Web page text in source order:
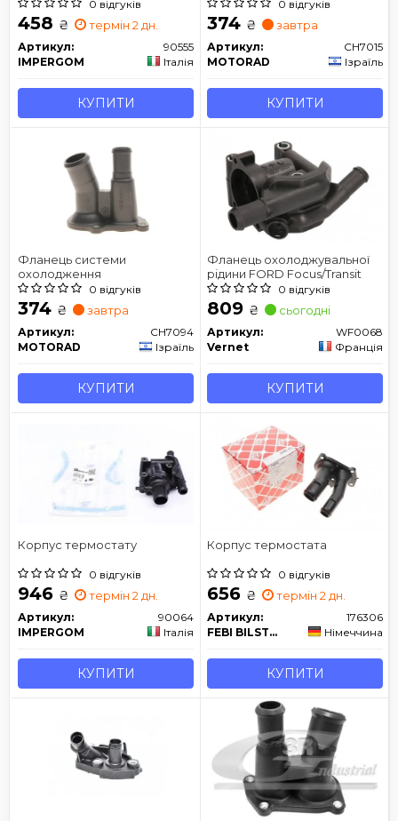
0 відгуків
458 ₴ термін 2 дн.
Артикул:
90555
IMPERGOM
Італія
КУПИТИ
0 відгуків
374 ₴ завтра
Артикул:
CH7015
MOTORAD
Ізраїль
КУПИТИ
Фланець системи
охолодження
0 відгуків
374 ₴ завтра
Артикул:
CH7094
MOTORAD
Ізраїль
КУПИТИ
Фланець охолоджувальної
рідини FORD Focus/Transit
0 відгуків
809 ₴ сьогодні
Артикул:
WF0068
Vernet
Франція
КУПИТИ
Корпус термостату
0 відгуків
946 ₴ термін 2 дн.
Артикул:
90064
IMPERGOM
Італія
КУПИТИ
Корпус термостата
0 відгуків
656 ₴ термін 2 дн.
Артикул:
176306
FEBI BILSTEIN
Німеччина
КУПИТИ